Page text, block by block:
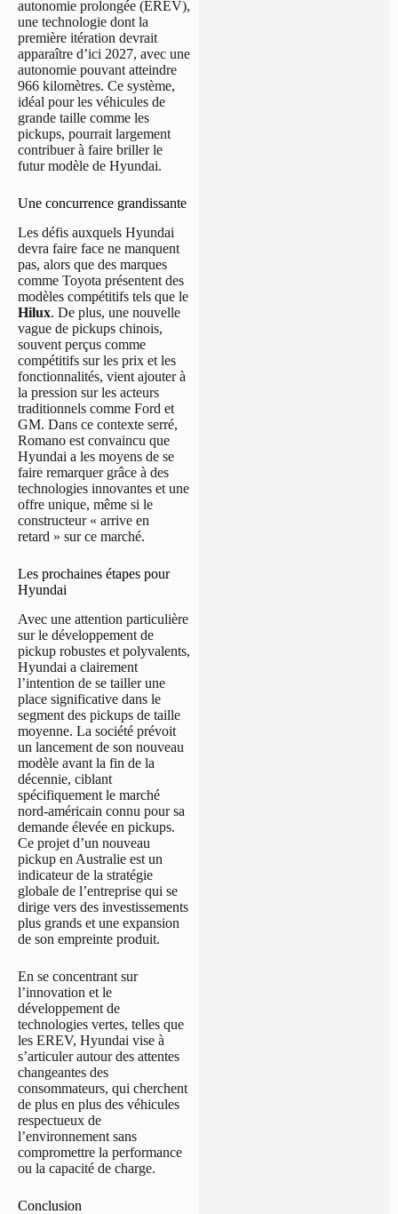
autonomie prolongée (EREV),
une technologie dont la
première itération devrait
apparaître d’ici 2027, avec une
autonomie pouvant atteindre
966 kilomètres. Ce système,
idéal pour les véhicules de
grande taille comme les
pickups, pourrait largement
contribuer à faire briller le
futur modèle de Hyundai.
Une concurrence grandissante
Les défis auxquels Hyundai
devra faire face ne manquent
pas, alors que des marques
comme Toyota présentent des
modèles compétitifs tels que le
Hilux. De plus, une nouvelle
vague de pickups chinois,
souvent perçus comme
compétitifs sur les prix et les
fonctionnalités, vient ajouter à
la pression sur les acteurs
traditionnels comme Ford et
GM. Dans ce contexte serré,
Romano est convaincu que
Hyundai a les moyens de se
faire remarquer grâce à des
technologies innovantes et une
offre unique, même si le
constructeur « arrive en
retard » sur ce marché.
Les prochaines étapes pour
Hyundai
Avec une attention particulière
sur le développement de
pickup robustes et polyvalents,
Hyundai a clairement
l’intention de se tailler une
place significative dans le
segment des pickups de taille
moyenne. La société prévoit
un lancement de son nouveau
modèle avant la fin de la
décennie, ciblant
spécifiquement le marché
nord-américain connu pour sa
demande élevée en pickups.
Ce projet d’un nouveau
pickup en Australie est un
indicateur de la stratégie
globale de l’entreprise qui se
dirige vers des investissements
plus grands et une expansion
de son empreinte produit.
En se concentrant sur
l’innovation et le
développement de
technologies vertes, telles que
les EREV, Hyundai vise à
s’articuler autour des attentes
changeantes des
consommateurs, qui cherchent
de plus en plus des véhicules
respectueux de
l’environnement sans
compromettre la performance
ou la capacité de charge.
Conclusion